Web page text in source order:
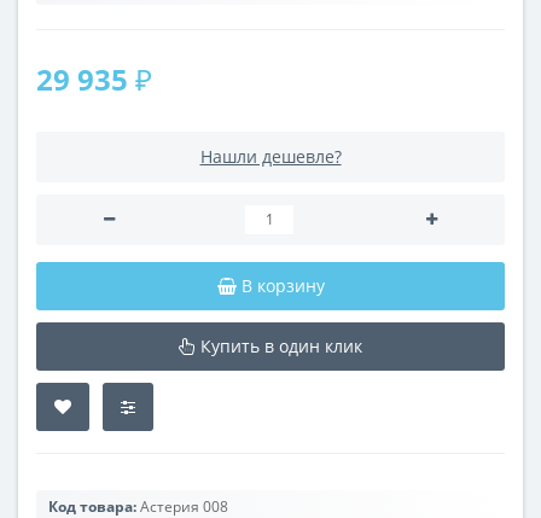
29 935 ₽
Нашли дешевле?
В корзину
Купить в один клик
Код товара:Астерия 008